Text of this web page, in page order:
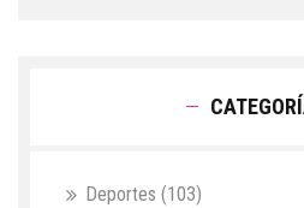
Deportes (103)